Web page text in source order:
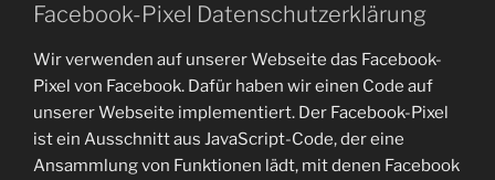
Facebook-Pixel Datenschutzerklärung
Wir verwenden auf unserer Webseite das Facebook-
Pixel von Facebook. Dafür haben wir einen Code auf
unserer Webseite implementiert. Der Facebook-Pixel
ist ein Ausschnitt aus JavaScript-Code, der eine
Ansammlung von Funktionen lädt, mit denen Facebook